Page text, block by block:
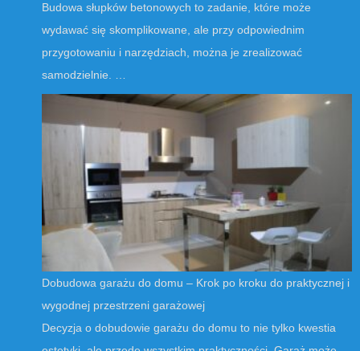
Budowa słupków betonowych to zadanie, które może
wydawać się skomplikowane, ale przy odpowiednim
przygotowaniu i narzędziach, można je zrealizować
samodzielnie. …
Dobudowa garażu do domu – Krok po kroku do praktycznej i
wygodnej przestrzeni garażowej
Decyzja o dobudowie garażu do domu to nie tylko kwestia